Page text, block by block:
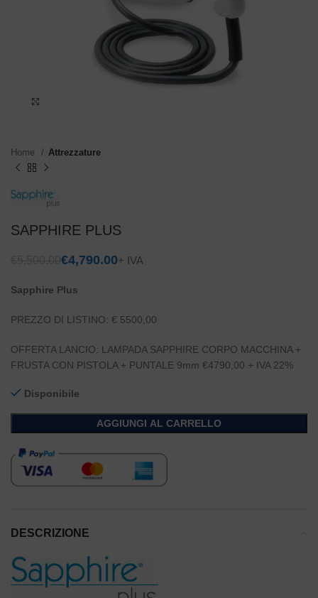
Home Attrezzature
SAPPHIRE PLUS
€4,790.00
Sapphire Plus
PREZZO DI LISTINO: € 5500,00
OFFERTA LANCIO: LAMPADA SAPPHIRE CORPO MACCHINA +
FRUSTA CON PISTOLA + PUNTALE 9mm €4790,00 + IVA 22%
Disponibile
AGGIUNGI AL CARRELLO
DESCRIZIONE